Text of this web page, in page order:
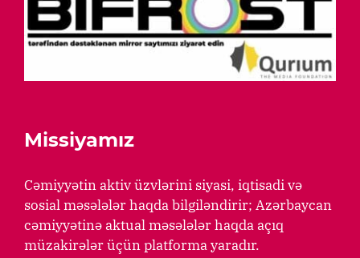
Missiyamız
Cəmiyyətin aktiv üzvlərini siyasi, iqtisadi və
sosial məsələlər haqda bilgiləndirir; Azərbaycan
cəmiyyətinə aktual məsələlər haqda açıq
müzakirələr üçün platforma yaradır.